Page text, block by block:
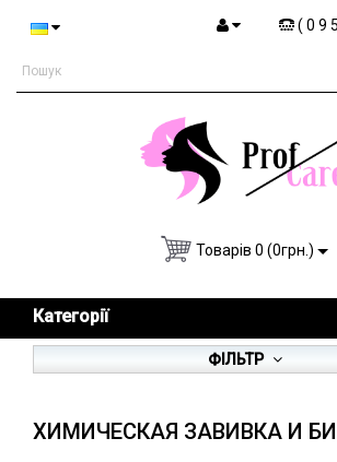
Товарів 0 (0грн.)
Категорії
ФІЛЬТР
ХИМИЧЕСКАЯ ЗАВИВКА И